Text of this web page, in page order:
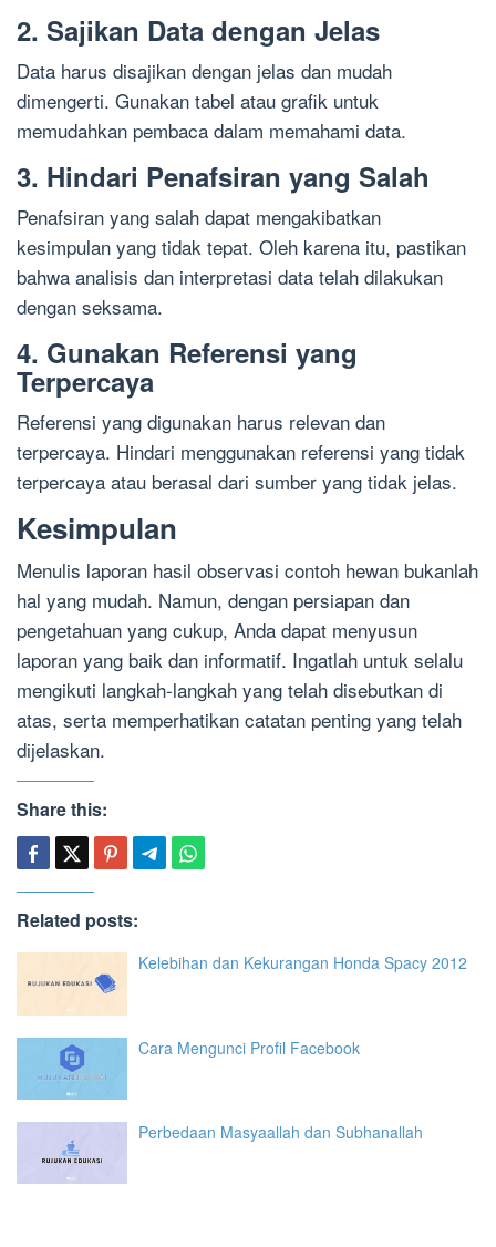
2. Sajikan Data dengan Jelas
Data harus disajikan dengan jelas dan mudah
dimengerti. Gunakan tabel atau grafik untuk
memudahkan pembaca dalam memahami data.
3. Hindari Penafsiran yang Salah
Penafsiran yang salah dapat mengakibatkan
kesimpulan yang tidak tepat. Oleh karena itu, pastikan
bahwa analisis dan interpretasi data telah dilakukan
dengan seksama.
4. Gunakan Referensi yang
Terpercaya
Referensi yang digunakan harus relevan dan
terpercaya. Hindari menggunakan referensi yang tidak
terpercaya atau berasal dari sumber yang tidak jelas.
Kesimpulan
Menulis laporan hasil observasi contoh hewan bukanlah
hal yang mudah. Namun, dengan persiapan dan
pengetahuan yang cukup, Anda dapat menyusun
laporan yang baik dan informatif. Ingatlah untuk selalu
mengikuti langkah-langkah yang telah disebutkan di
atas, serta memperhatikan catatan penting yang telah
dijelaskan.
Share this:
Related posts:
Kelebihan dan Kekurangan Honda Spacy 2012
Cara Mengunci Profil Facebook
Perbedaan Masyaallah dan Subhanallah